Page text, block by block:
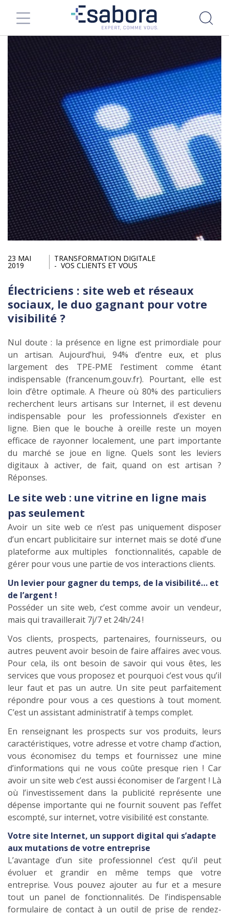
23 MAI
2019
TRANSFORMATION DIGITALE
VOS CLIENTS ET VOUS
Électriciens : site web et réseaux
sociaux, le duo gagnant pour votre
visibilité ?
Nul doute : la présence en ligne est primordiale pour
un artisan. Aujourd’hui, 94% d’entre eux, et plus
largement des TPE-PME l’estiment comme étant
indispensable (francenum.gouv.fr). Pourtant, elle est
loin d’être optimale. A l’heure où 80% des particuliers
recherchent leurs artisans sur Internet, il est devenu
indispensable pour les professionnels d’exister en
ligne. Bien que le bouche à oreille reste un moyen
efficace de rayonner localement, une part importante
du marché se joue en ligne. Quels sont les leviers
digitaux à activer, de fait, quand on est artisan ?
Réponses.
Le site web : une vitrine en ligne mais
pas seulement
Avoir un site web ce n’est pas uniquement disposer
d’un encart publicitaire sur internet mais se doté d’une
plateforme aux multiples fonctionnalités, capable de
gérer pour vous une partie de vos interactions clients.
Un levier pour gagner du temps, de la visibilité… et
de l’argent !
Posséder un site web, c’est comme avoir un vendeur,
mais qui travaillerait 7j/7 et 24h/24 !
Vos clients, prospects, partenaires, fournisseurs, ou
autres peuvent avoir besoin de faire affaires avec vous.
Pour cela, ils ont besoin de savoir qui vous êtes, les
services que vous proposez et pourquoi c’est vous qu’il
leur faut et pas un autre. Un site peut parfaitement
répondre pour vous a ces questions à tout moment.
C’est un assistant administratif à temps complet.
En renseignant les prospects sur vos produits, leurs
caractéristiques, votre adresse et votre champ d’action,
vous économisez du temps et fournissez une mine
d’informations qui ne vous coûte presque rien ! Car
avoir un site web c’est aussi économiser de l’argent ! Là
où l’investissement dans la publicité représente une
dépense importante qui ne fournit souvent pas l’effet
escompté, sur internet, votre visibilité est constante.
Votre site Internet, un support digital qui s’adapte
aux mutations de votre entreprise
L’avantage d’un site professionnel c’est qu’il peut
évoluer et grandir en même temps que votre
entreprise. Vous pouvez ajouter au fur et a mesure
tout un panel de fonctionnalités. De l’indispensable
formulaire de contact à un outil de prise de rendez-